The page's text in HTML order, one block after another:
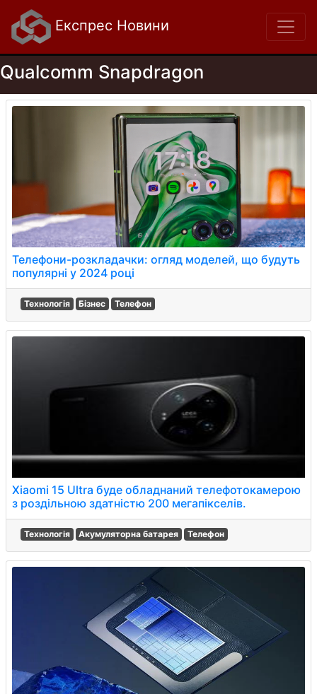
Експрес Новини
Qualcomm Snapdragon
Телефони-розкладачки: огляд моделей, що будуть
популярні у 2024 році
Технологія Бізнес Телефон
Xiaomi 15 Ultra буде обладнаний телефотокамерою
з роздільною здатністю 200 мегапікселів.
Технологія Акумуляторна батарея Телефон